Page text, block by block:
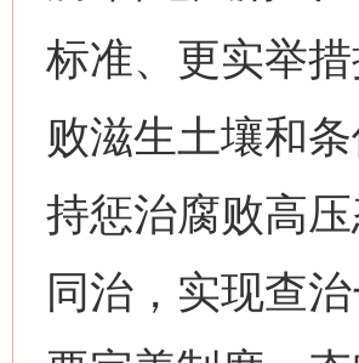
标准、更实举
败滋生土壤和
持惩治腐败高
同治，实现查